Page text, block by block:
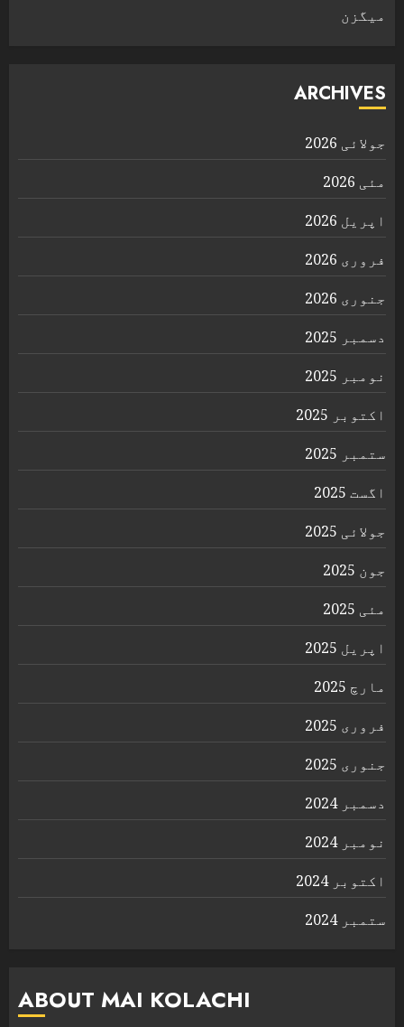
ميگزن
ARCHIVES
جولائی 2026
مئی 2026
اپریل 2026
فروری 2026
جنوری 2026
دسمبر 2025
نومبر 2025
اکتوبر 2025
ستمبر 2025
اگست 2025
جولائی 2025
جون 2025
مئی 2025
اپریل 2025
مارچ 2025
فروری 2025
جنوری 2025
دسمبر 2024
نومبر 2024
اکتوبر 2024
ستمبر 2024
ABOUT MAI KOLACHI